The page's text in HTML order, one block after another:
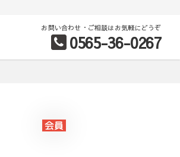
お問い合わせ・ご相談はお気軽にどうぞ
0565-36-0267